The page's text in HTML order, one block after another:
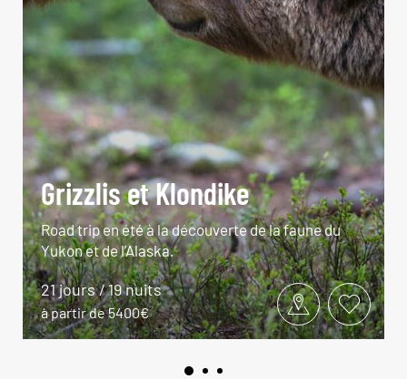
Grizzlis et Klondike
Road trip en été à la découverte de la faune du
Yukon et de l’Alaska.
21 jours / 19 nuits
à partir de 5400€